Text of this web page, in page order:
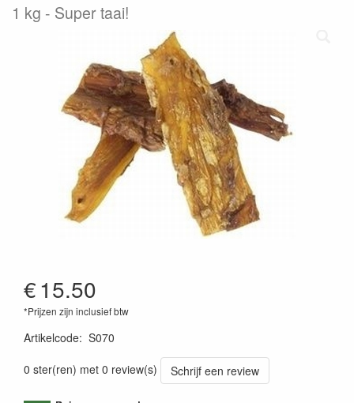
1 kg Super taai!
€15.50
*Prijzen zijn inclusief btw
Artikelcode: S070
0 ster(ren) met 0 review(s)
Schrijf een review